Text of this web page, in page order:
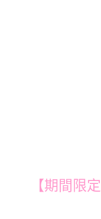
【期間限